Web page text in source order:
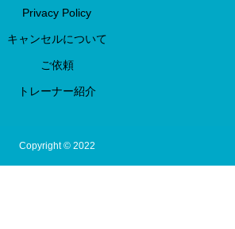
Privacy Policy
キャンセルについて
ご依頼
トレーナー紹介
Copyright © 2022